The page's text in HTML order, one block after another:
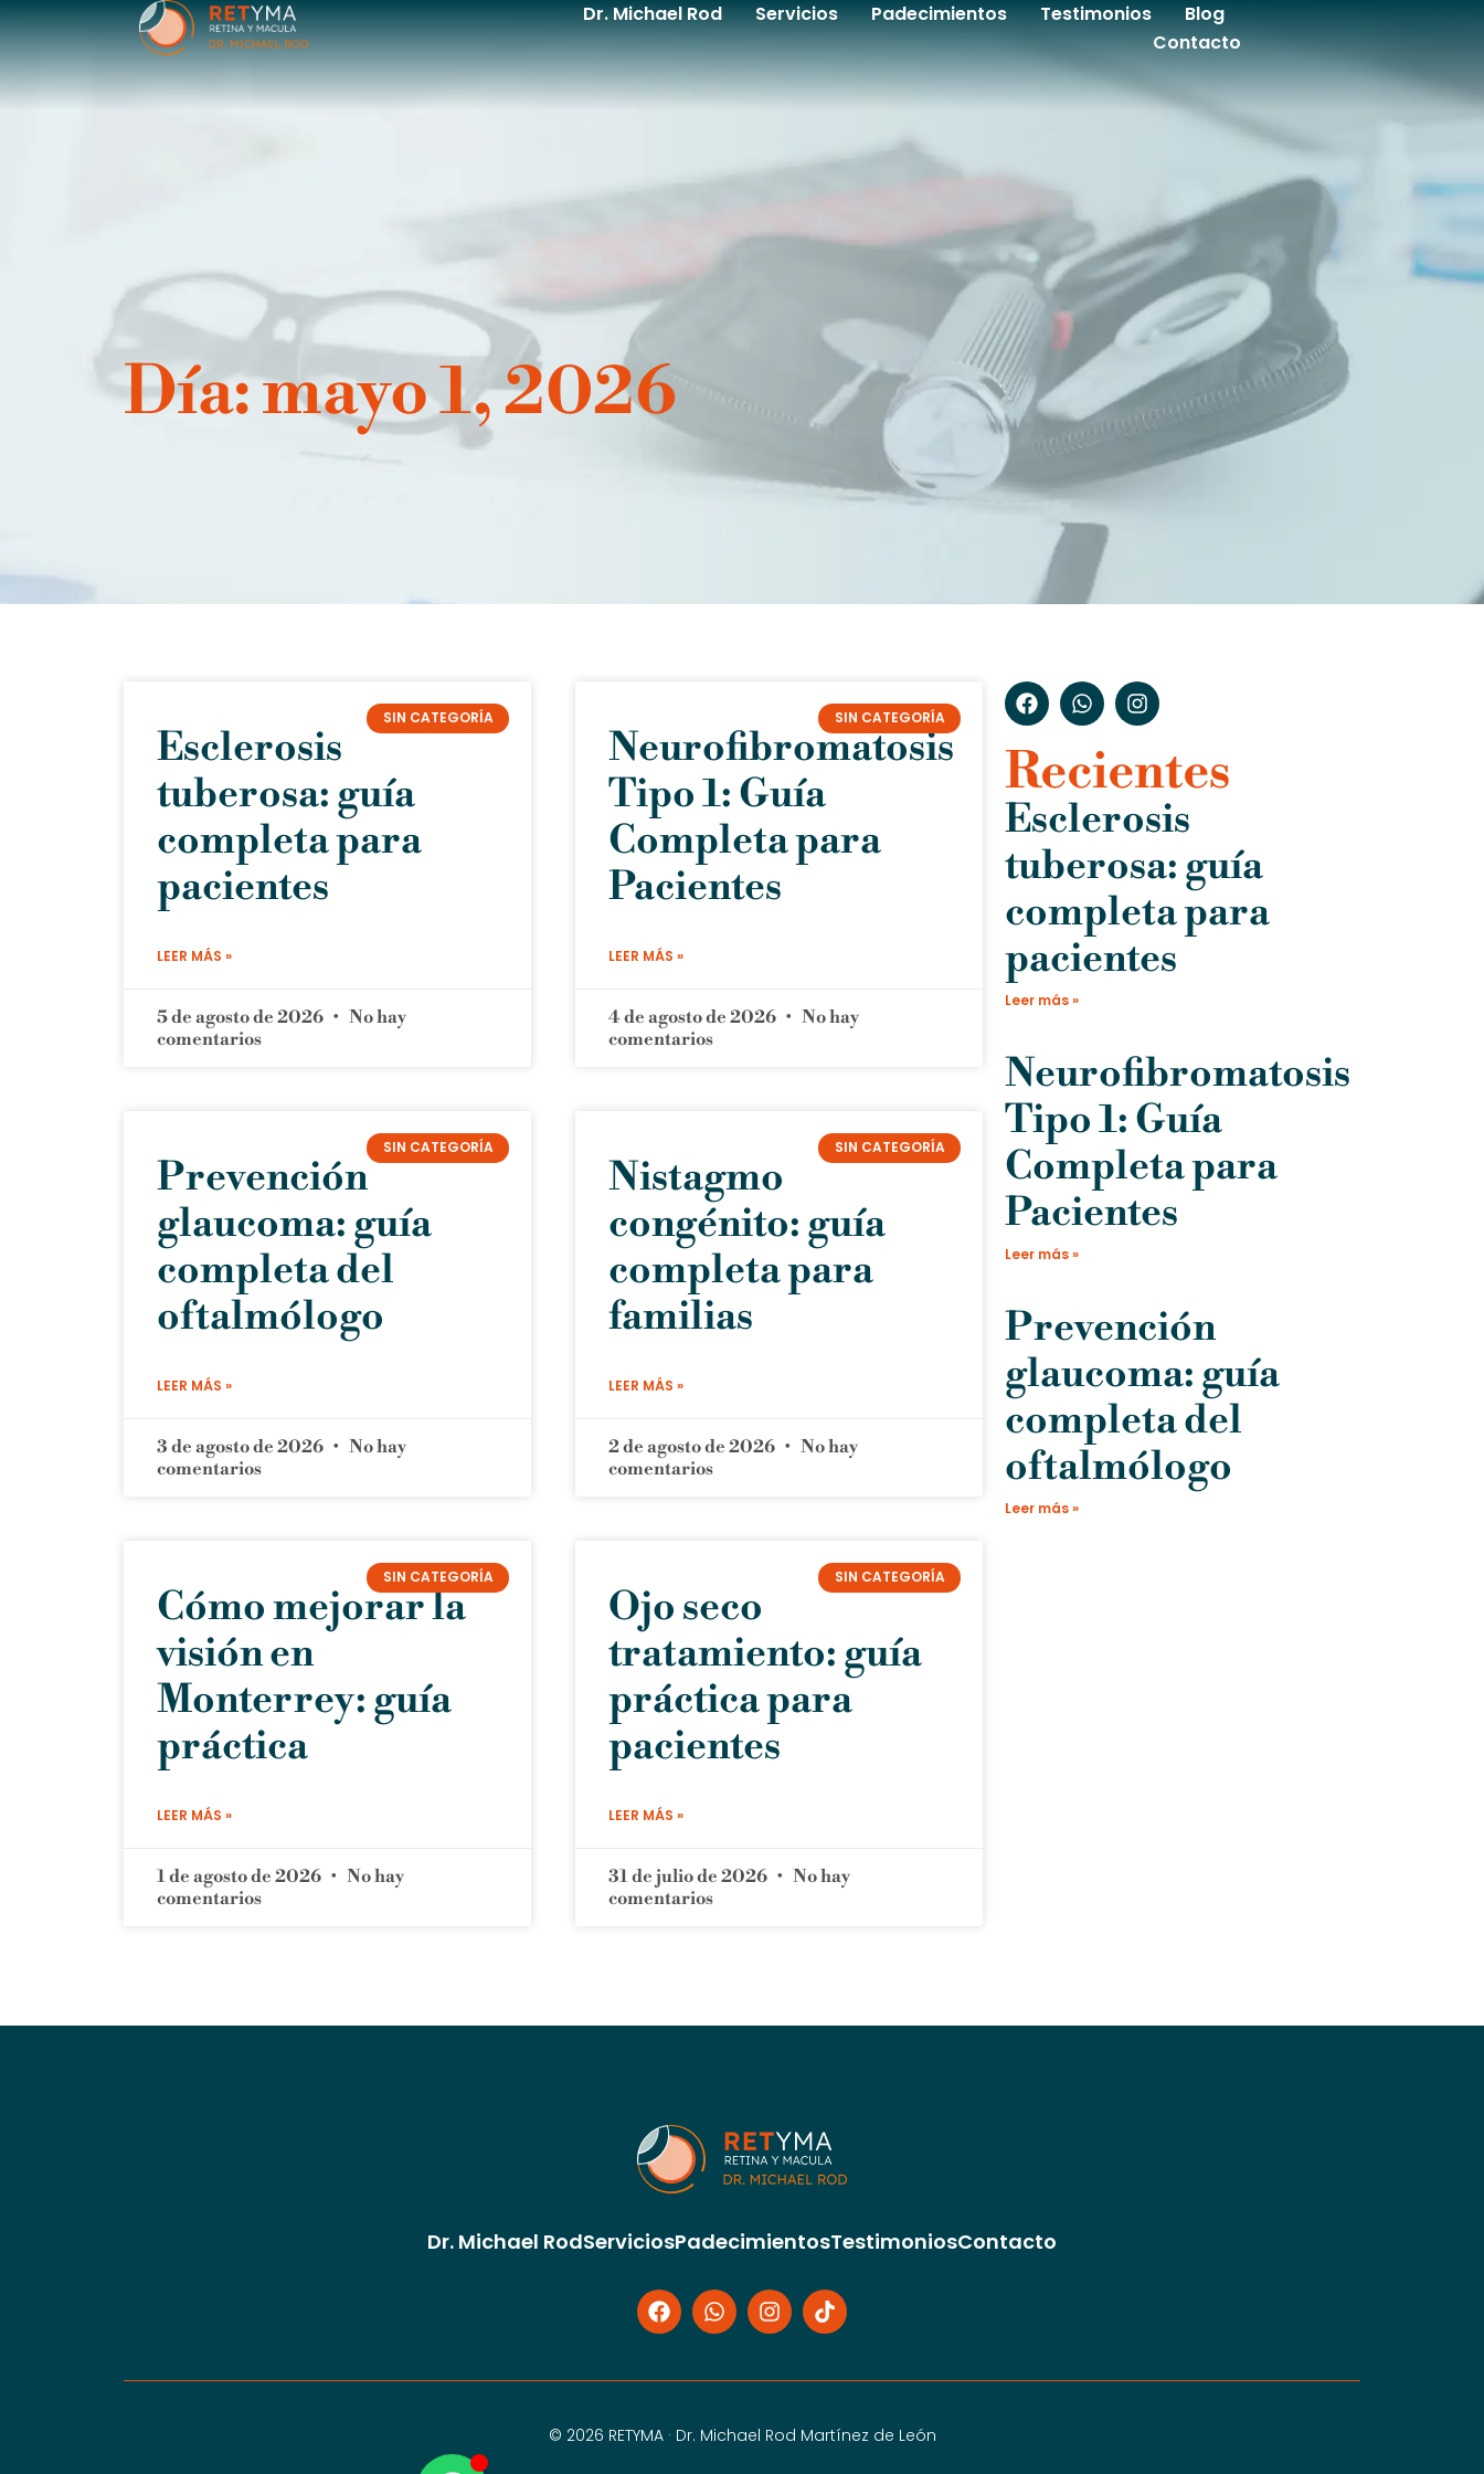
contenido Dr. Michael Rod Servicios Padecimientos Testimonios
Blog
Contacto
Día: mayo 1, 2026
SIN CATEGORÍA
Esclerosis
tuberosa: guía
completa para
pacientes
LEER MÁS »
5 de agosto de 2026
No hay
comentarios
SIN CATEGORÍA
Neurofibromatosis
Tipo 1: Guía
Completa para
Pacientes
LEER MÁS »
4 de agosto de 2026
No hay
comentarios
SIN CATEGORÍA
Prevención
glaucoma: guía
completa del
oftalmólogo
LEER MÁS »
3 de agosto de 2026
No hay
comentarios
SIN CATEGORÍA
Nistagmo
congénito: guía
completa para
familias
LEER MÁS »
2 de agosto de 2026
No hay
comentarios
SIN CATEGORÍA
Cómo mejorar la
visión en
Monterrey: guía
práctica
LEER MÁS »
1 de agosto de 2026
No hay
comentarios
SIN CATEGORÍA
Ojo seco
tratamiento: guía
práctica para
pacientes
LEER MÁS »
31 de julio de 2026
No hay
comentarios
Recientes
Esclerosis
tuberosa: guía
completa para
pacientes
Leer más »
Neurofibromatosis
Tipo 1: Guía
Completa para
Pacientes
Leer más »
Prevención
glaucoma: guía
completa del
oftalmólogo
Leer más »
Dr. Michael RodServiciosPadecimientosTestimoniosContacto
© 2026 RETYMA · Dr. Michael Rod Martínez de León